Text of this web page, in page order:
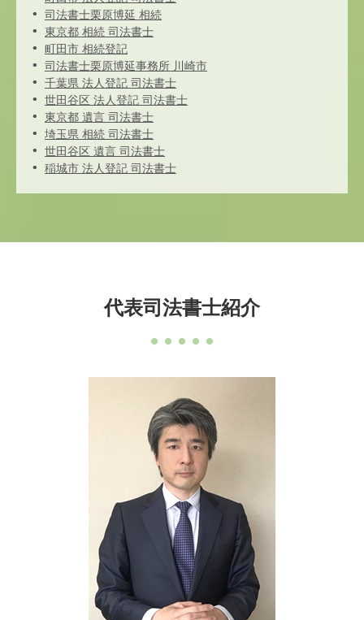
司法書士栗原博延 相続
東京都 相続 司法書士
町田市 相続登記
司法書士栗原博延事務所 川崎市
千葉県 法人登記 司法書士
世田谷区 法人登記 司法書士
東京都 遺言 司法書士
埼玉県 相続 司法書士
世田谷区 遺言 司法書士
稲城市 法人登記 司法書士
代表司法書士紹介